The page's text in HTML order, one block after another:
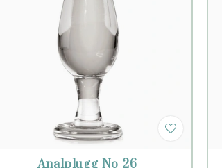
Analplugg No 26